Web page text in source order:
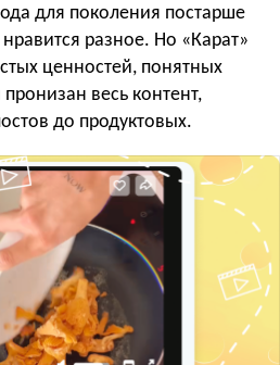
для поколения постарше
разное. Но «Карат»
ценностей, понятных
весь контент,
до продуктовых.